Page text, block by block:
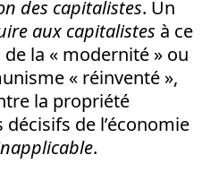
des capitalistes. Un
aux capitalistes à ce
la « modernité » ou
« réinventé »,
la propriété
de l’économie
.